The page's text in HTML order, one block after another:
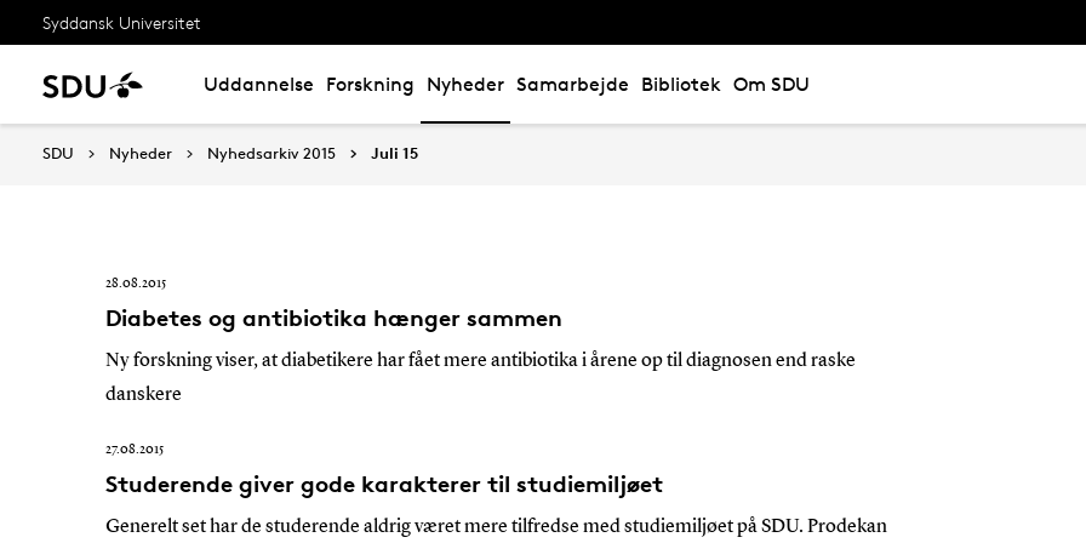
Syddansk Universitet
Uddannelse Forskning Nyheder Samarbejde Bibliotek Om SDU
SDU Nyheder Nyhedsarkiv 2015 Juli 15
Juli 15
28.08.2015
Diabetes og antibiotika hænger sammen
Ny forskning viser, at diabetikere har fået mere antibiotika i årene op til diagnosen end raske
danskere
27.08.2015
Studerende giver gode karakterer til studiemiljøet
Generelt set har de studerende aldrig været mere tilfredse med studiemiljøet på SDU. Prodekan